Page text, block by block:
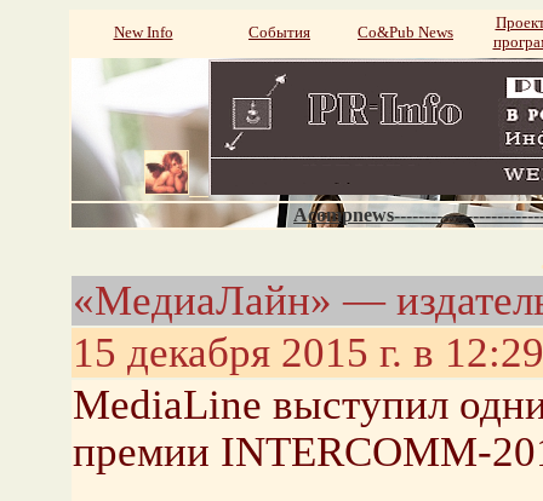
New Info События Со&Pub News
«МедиаЛайн» —
15 декабря 2015 г. в 12:29
MediaLine выступил
премии INTERCOMM-